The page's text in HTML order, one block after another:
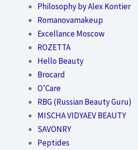
Philosophy by Alex Kontier
Romanovamakeup
Excellance Moscow
ROZETTA
Hello Beauty
Brocard
O’Care
RBG (Russian Beauty Guru)
MISCHA VIDYAEV BEAUTY
SAVONRY
Peptides